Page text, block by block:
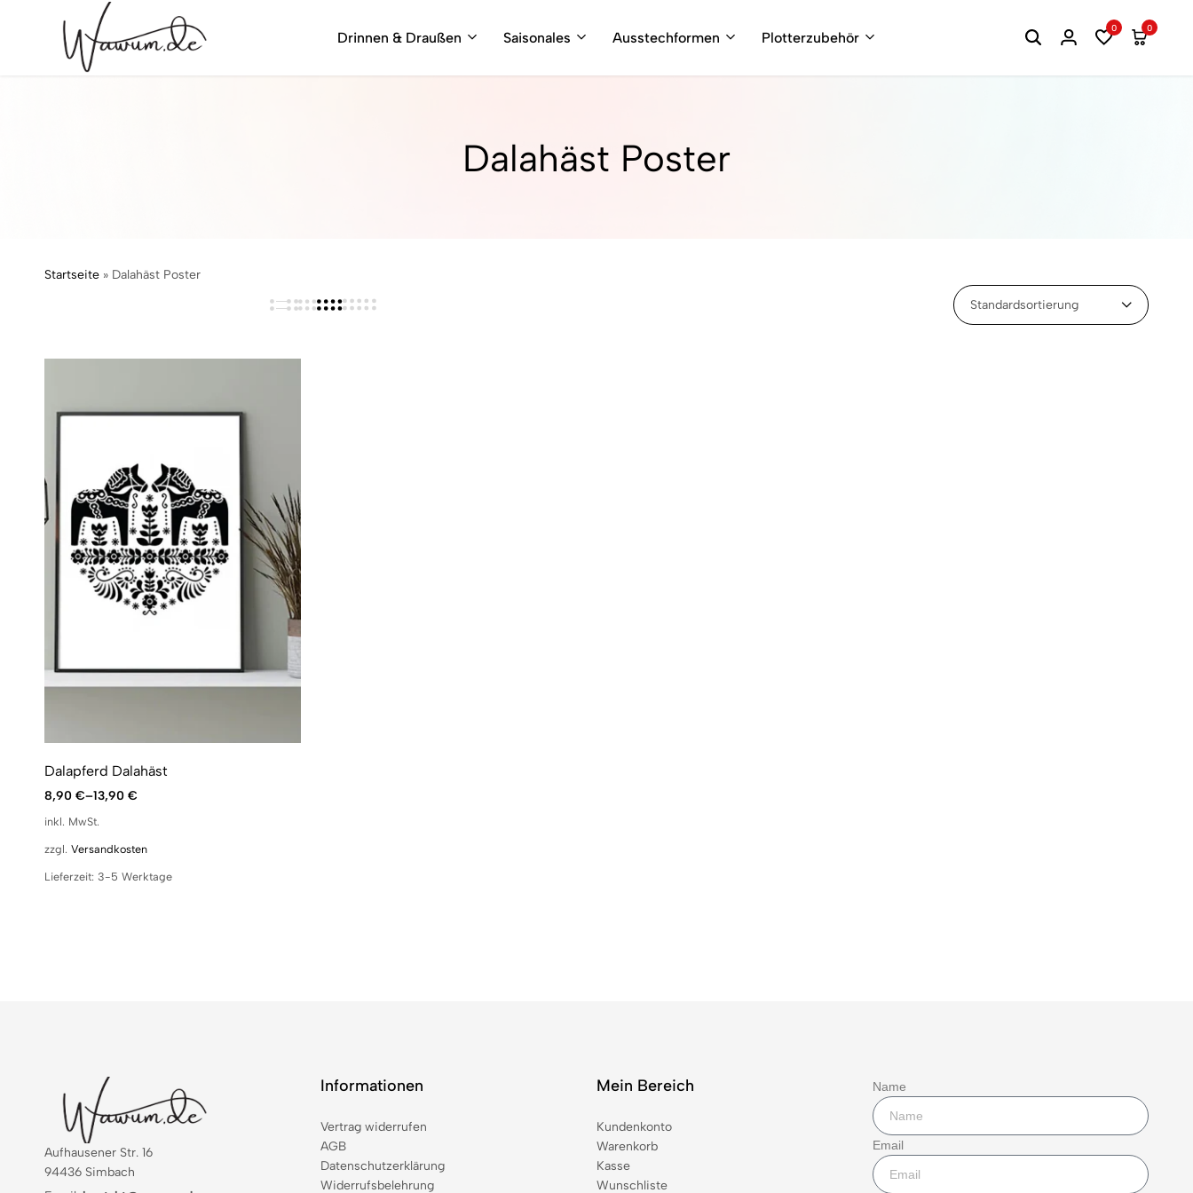
Drinnen & Draußen Saisonales Ausstechformen Plotterzubehör
0 0
Dalahäst Poster
Startseite » Dalahäst Poster
Standardsortierung
Dalapferd Dalahäst
8,90 €–13,90 €
inkl. MwSt.
zzgl. Versandkosten
Lieferzeit: 3-5 Werktage
Aufhausener Str. 16
94436 Simbach
Informationen
Vertrag widerrufen
AGB
Datenschutzerklärung
Widerrufsbelehrung
Mein Bereich
Kundenkonto
Warenkorb
Kasse
Wunschliste
Name
Email